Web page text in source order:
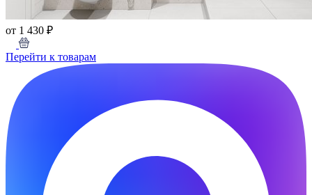
от 1 430 ₽
Перейти к товарам